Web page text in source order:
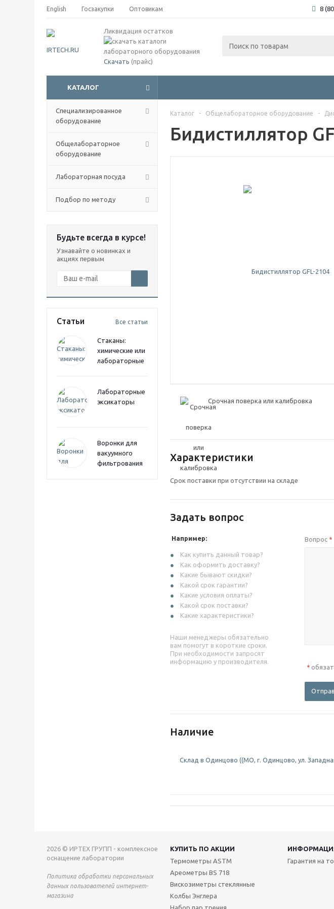
English Госзакупки Оптовикам 8
Ликвидация остатков
Скачать (прайс)
КАТАЛОГ
Специализированное
оборудование
Общелабораторное
оборудование
Лабораторная посуда
Подбор по методу
Будьте всегда в курсе!
Узнавайте о новинках и
акциях первым
Статьи Все статьи
Стаканы:
химические или
лабораторные
Лабораторные
эксикаторы
Воронки для
вакуумного
фильтрования
Каталог - Общелабораторное оборудование -
Бидистиллятор
Срочная поверка или калибровка
Характеристики
Срок поставки при отсутствии на складе
Задать вопрос
Например:
Как купить данный товар?
Как оформить доставку?
Какие бывают скидки?
Какой срок гарантии?
Какие условия оплаты?
Какой срок поставки?
Какие характеристики?
Наши менеджеры обязательно
вам помогут в короткие сроки.
При необходимости запросят
информацию у производителя.
Вопрос *
*
Наличие
Склад в Одинцово ((МО, г. Одинцово, ул.
2026 © ИРТЕХ ГРУПП - комплексное
оснащение лаборатории
Политика обработки персональных
данных пользователей интернет-
магазина
КУПИТЬ ПО АКЦИИ
Термометры ASTM
Ареометры BS 718
Вискозиметры стеклянные
Колбы Энглера
Набор пар трения
Гарантия на